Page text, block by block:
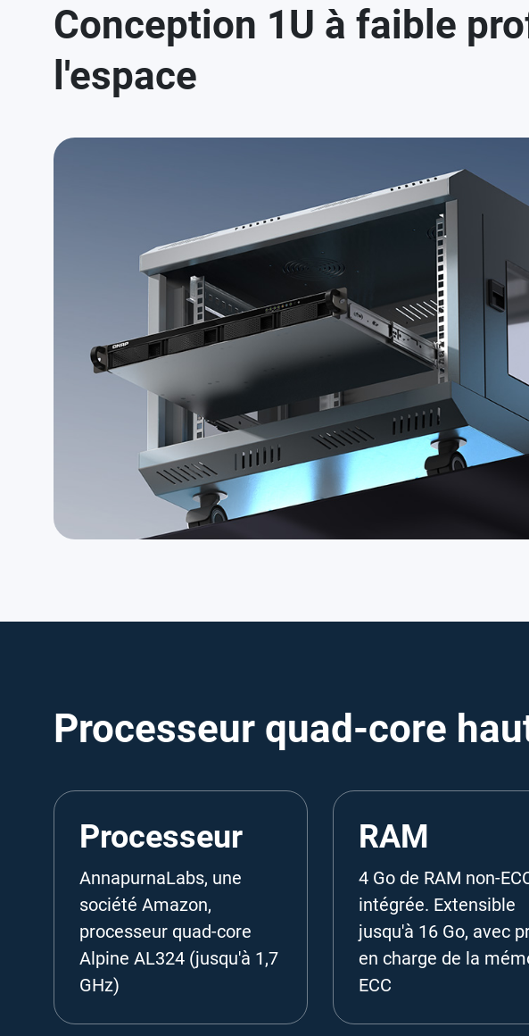
Conception 1U à faible
l'espace
Processeur quad-core
Processeur
AnnapurnaLabs, une
société Amazon,
processeur quad-core
Alpine AL324 (jusqu'à 1,7
GHz)
RAM
4 Go de RAM non-
intégrée. Extensible
jusqu'à 16 Go, avec
en charge de la
ECC